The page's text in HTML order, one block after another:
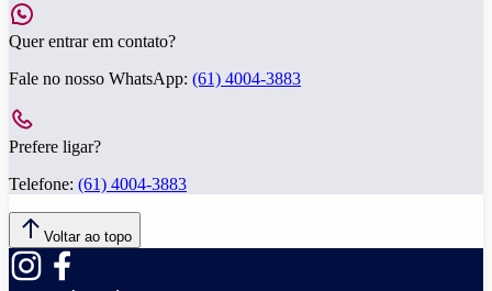
Quer entrar em contato?
Fale no nosso WhatsApp: (61) 4004-3883
Prefere ligar?
Telefone: (61) 4004-3883
Voltar ao topo